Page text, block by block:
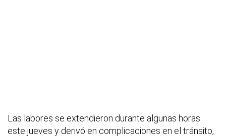
Las labores se extendieron durante algunas horas
este jueves y derivó en complicaciones en el tránsito,